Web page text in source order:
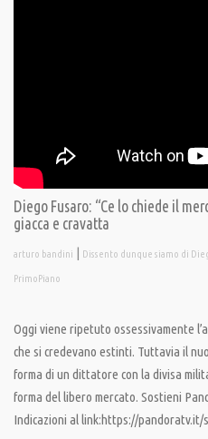
Diego Fusaro: “Ce lo chiede il
giacca e cravatta
arturo bandini | Dissento dunque siamo di
PrimoPiano
Oggi viene ripetuto ossessivamente
che si credevano estinti. Tuttavia il
forma di un dittatore con la divisa
forma del libero mercato. Sostieni
Indicazioni al link:https://